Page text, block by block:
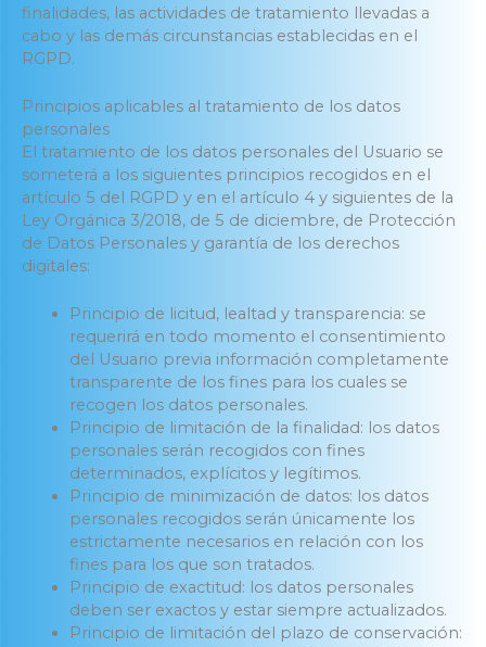
finalidades, las actividades de tratamiento llevadas a
cabo y las demás circunstancias establecidas en el
RGPD.
Principios aplicables al tratamiento de los datos
personales
El tratamiento de los datos personales del Usuario se
someterá a los siguientes principios recogidos en el
artículo 5 del RGPD y en el artículo 4 y siguientes de la
Ley Orgánica 3/2018, de 5 de diciembre, de Protección
de Datos Personales y garantía de los derechos
digitales:
Principio de licitud, lealtad y transparencia: se
requerirá en todo momento el consentimiento
del Usuario previa información completamente
transparente de los fines para los cuales se
recogen los datos personales.
Principio de limitación de la finalidad: los datos
personales serán recogidos con fines
determinados, explícitos y legítimos.
Principio de minimización de datos: los datos
personales recogidos serán únicamente los
estrictamente necesarios en relación con los
fines para los que son tratados.
Principio de exactitud: los datos personales
deben ser exactos y estar siempre actualizados.
Principio de limitación del plazo de conservación: